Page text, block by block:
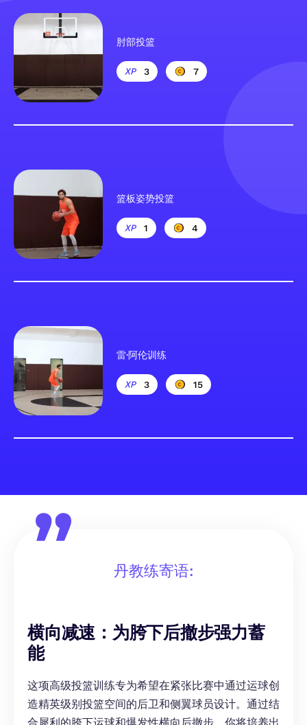
肘部投篮
3 7
篮板姿势投篮
1 4
雷·阿伦训练
3 15
丹教练寄语:
横向减速：为胯下后撤步强力蓄
能
这项高级投篮训练专为希望在紧张比赛中通过运球创
造精英级别投篮空间的后卫和侧翼球员设计。通过结